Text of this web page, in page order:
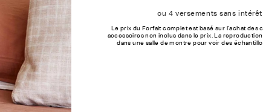
Le prix du Forfait complet est basé sur l’achat
accessoires non inclus dans le prix. La
dans une salle de montre pour voir des